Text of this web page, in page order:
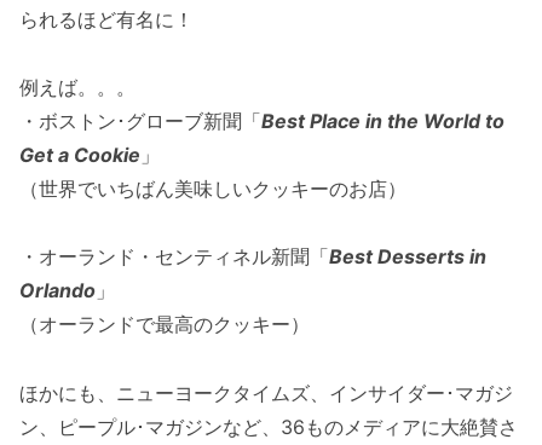
られるほど有名に！
例えば。。。
・ボストン･グローブ新聞「Best Place in the World to
Get a Cookie 」
（世界でいちばん美味しいクッキーのお店）
・オーランド・センティネル新聞「Best Desserts in
Orlando 」
（オーランドで最高のクッキー）
ほかにも、ニューヨークタイムズ、インサイダー･マガジ
ン、ピープル･マガジンなど、36ものメディアに大絶賛さ